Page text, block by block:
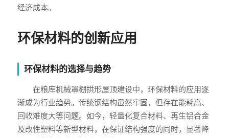
经济成本。
环保材料的创新应用
环保材料的选择与趋势
在粮库机械罩棚拱形屋顶建设中，环保材料的应用逐
渐成为行业趋势。传统钢结构虽然牢固，但存在能耗高、
回收难度大等问题。如今，轻量化复合材料、再生铝合金
及改性塑料等新型材料，在保证结构强度的同时，显著降